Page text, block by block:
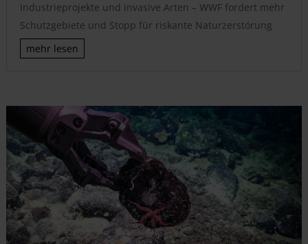
Industrieprojekte und invasive Arten – WWF fordert mehr
Schutzgebiete und Stopp für riskante Naturzerstörung
mehr lesen